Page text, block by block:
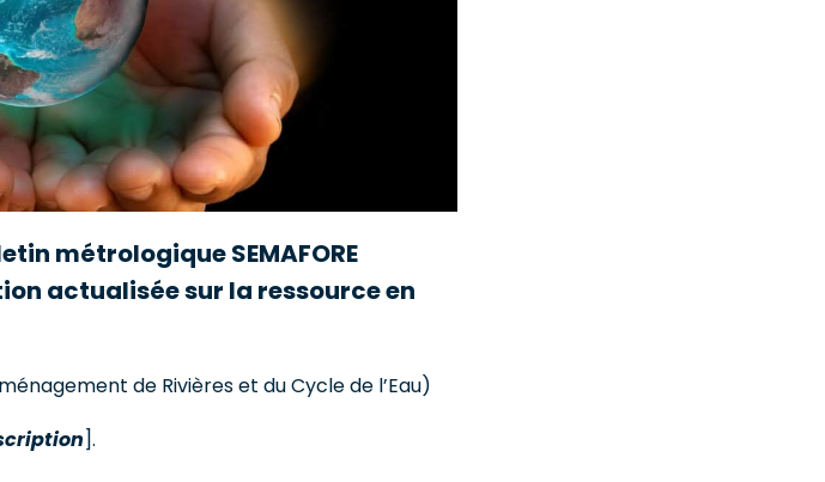
métrologique SEMAFORE
actualisée sur la ressource en
de Rivières et du Cycle de l’Eau)
].